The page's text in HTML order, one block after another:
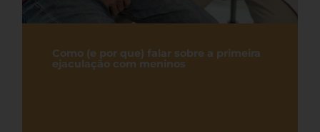
Como (e por que) falar sobre a primeira
ejaculação com meninos